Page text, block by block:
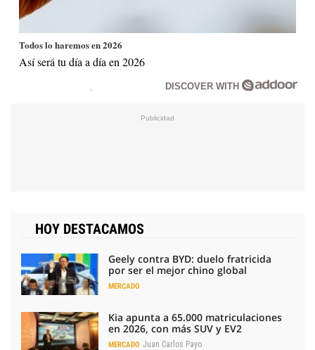
Todos lo haremos en 2026
Así será tu día a día en 2026
DISCOVER WITH
HOY DESTACAMOS
Geely contra BYD: duelo fratricida
por ser el mejor chino global
MERCADO
Kia apunta a 65.000 matriculaciones
en 2026, con más SUV y EV2
MERCADO Juan Carlos Payo